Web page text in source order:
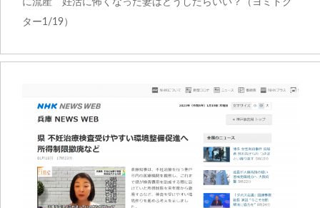
に流産 妊活に怖くなった妻はどうしたらいい？（ヨミドク
ター1/19）